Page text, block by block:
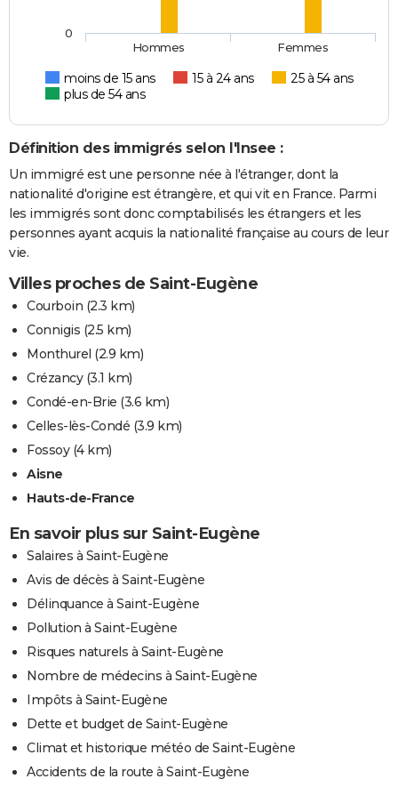
moins de 15 ans 15 à 24 ans
25 à 54 ans
plus de 54 ans
Hommes Femmes
0
Définition des immigrés selon l'Insee :
Un immigré est une personne née à l'étranger, dont la
nationalité d'origine est étrangère, et qui vit en France. Parmi
les immigrés sont donc comptabilisés les étrangers et les
personnes ayant acquis la nationalité française au cours de leur
vie.
Villes proches de Saint-Eugène
Courboin (2.3 km)
Connigis (2.5 km)
Monthurel (2.9 km)
Crézancy(3.1 km)
Condé-en-Brie (3.6 km)
Celles-lès-Condé (3.9 km)
Fossoy(4 km)
Aisne
Hauts-de-France
En savoir plus sur Saint-Eugène
Salaires à Saint-Eugène
Avis de décès à Saint-Eugène
Délinquance à Saint-Eugène
Pollution à Saint-Eugène
Risques naturels à Saint-Eugène
Nombre de médecins à Saint-Eugène
Impôts à Saint-Eugène
Dette et budget de Saint-Eugène
Climat et historique météo de Saint-Eugène
Accidents de la route à Saint-Eugène